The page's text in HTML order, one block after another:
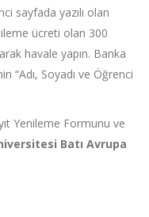
sayfada yazılı olan
ücreti olan 300
havale yapın. Banka
“Adı, Soyadı ve Öğrenci
Yenileme Formunu ve
Batı Avrupa